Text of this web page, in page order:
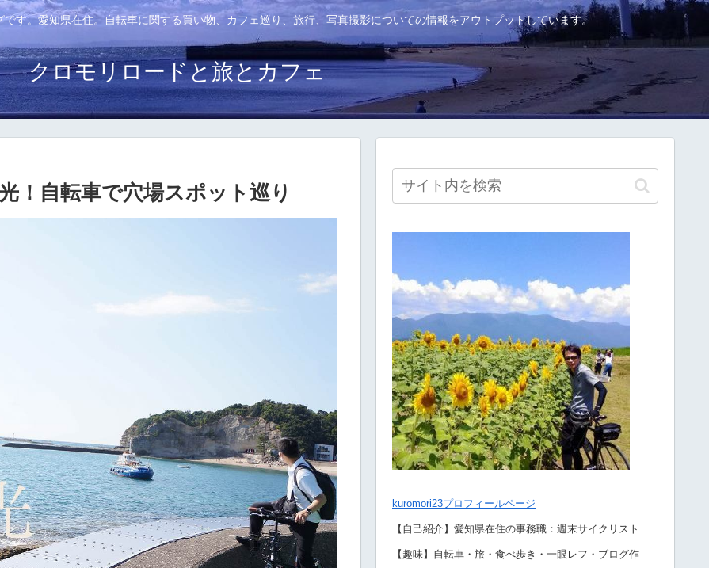
す。愛知県在住。自転車に関する買い物、カフェ巡り、旅行、写真撮影についての情報をアウトプットしています。
クロモリロードと旅とカフェ
！自転車で穴場スポット巡り
kuromori23プロフィールページ
【自己紹介】愛知県在住の事務職：週末サイクリスト
【趣味】自転車・旅・食べ歩き・一眼レフ・ブログ作